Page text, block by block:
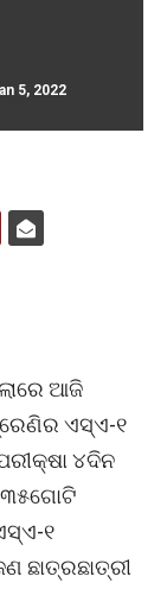
5, 2022
ଆଜି
ଏସ୍ଏ-୧
୪ଦିନ
୩୫ଗୋଟି
୧
ଛାତ୍ରଛାତ୍ରୀ